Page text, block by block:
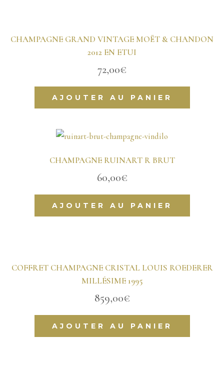
CHAMPAGNE GRAND VINTAGE MOËT & CHANDON
2012 EN ETUI
72,00€
AJOUTER AU PANIER
CHAMPAGNE RUINART R BRUT
60,00€
AJOUTER AU PANIER
COFFRET CHAMPAGNE CRISTAL LOUIS ROEDERER
MILLÉSIME 1995
859,00€
AJOUTER AU PANIER